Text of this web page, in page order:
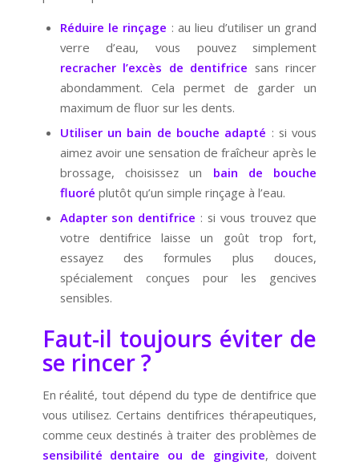
Réduire le rinçage : au lieu d’utiliser un grand
verre d’eau, vous pouvez simplement
recracher l’excès de dentifrice sans rincer
abondamment. Cela permet de garder un
maximum de fluor sur les dents.
Utiliser un bain de bouche adapté : si vous
aimez avoir une sensation de fraîcheur après le
brossage, choisissez un bain de bouche
fluoré plutôt qu’un simple rinçage à l’eau.
Adapter son dentifrice : si vous trouvez que
votre dentifrice laisse un goût trop fort,
essayez des formules plus douces,
spécialement conçues pour les gencives
sensibles.
Faut-il toujours éviter de
se rincer ?
En réalité, tout dépend du type de dentifrice que
vous utilisez. Certains dentifrices thérapeutiques,
comme ceux destinés à traiter des problèmes de
sensibilité dentaire ou de gingivite, doivent